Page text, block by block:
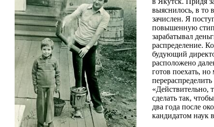
выяснилось, в то
зачислен. Я
повышенную
зарабатывал
распределение.
будующий
расположено
готов поехать,
«Действительно,
сделать так,
два года после
кандидатом наук